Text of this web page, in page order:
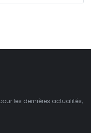
les dernières actualités,